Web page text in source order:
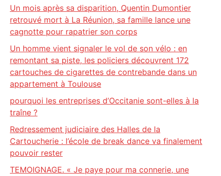
Un mois après sa disparition, Quentin Dumontier
retrouvé mort à La Réunion, sa famille lance une
cagnotte pour rapatrier son corps
Un homme vient signaler le vol de son vélo : en
remontant sa piste, les policiers découvrent 172
cartouches de cigarettes de contrebande dans un
appartement à Toulouse
pourquoi les entreprises d’Occitanie sont-elles à la
traîne ?
Redressement judiciaire des Halles de la
Cartoucherie : l’école de break dance va finalement
pouvoir rester
TEMOIGNAGE. « Je paye pour ma connerie, une